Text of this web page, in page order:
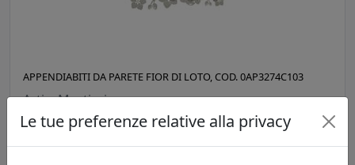
APPENDIABITI DA PARETE FIOR DI LOTO, COD. 0AP3274C103
Arti e Mestieri
Le tue preferenze relative alla privacy